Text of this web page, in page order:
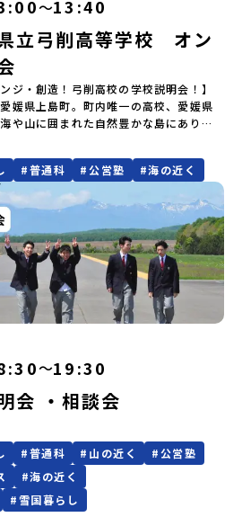
けています。名 称：一般財団法人地
県松江市東本町二丁目25-6 みらい
platform.or.jp/お問い合わせ先担
「おためし地域留学体
公式LINEにて配信中！ぜひご登録くだ
軽にどうぞ！「はじめての一人旅だ
ができるの？」そんな保護者様の不安
な疑問にスタッフが直接お答えしま
ですので、ぜひご自宅からリラックス
し込み前に必ずご確認ください・参加
参加申し込みいただく前に、「お申し
意が必須となります。ご確認くださ
についてお申込みいただいた方の中か
1週間を目途に、お申し込み時に記入い
「当選／落選メール」をお送りいたし
載された「当選確認フォーム」に３日
ォームの提出をもって参加確定とさせ
ォームの期日までにご回答いただけな
させていただきます。当選取り消しが
者へご連絡させていただきます。登録
望の場合は下記の地域みらい留学公式
す。※受信制限設定をしていると、通
けません。その場合は、
ルを受信できるよう設定をお願いいた
のお問合せにはお答えしておりません
申し込みについてお申込はお一人様1回
ンからお申込ください。申込後の内容
は、メールアドレスの入力間違いにご
て１室に複数(同性2～4名程度)で宿泊
レルギー対応について個別の詳細なア
しかねる場合がございます。対応が必
ください。・参加取消や急遽参加でき
決定後の参加お取り消しはご遠慮下さ
の場合はお早めに事務局までご連絡く
ーやむを得ない参加お取り消しの場
場所までの往復交通費・お土産代や自
決定）【参加者決定】お申し込み多数
を目途に当落結果をご連絡いたします。
日(月)12：00 から 6月22日(月) 12：00
変える！「おためし地域留学」ステッ
内容を詳しく知りたい方や、お申し込
でのオンライン配信を行います。
せて、以下の2つのステップをご活用く
ライン説明会（アーカイブ動画を公開
域留学」を知りたい方へ〜日本全国20
きる「おためし地域留学」の全体像や
しました。中学生一人での参加にあた
「安全面」や「事務局のサポート体
ています。ぜひ、ご自宅からお気軽に
イブ動画を視聴する]YouTube：
〜「標津町」の内容をもっと知りした
えで、「プログラムで何をするの？」
えします。日時：6月10日(水) 19：
ろ？プログラム詳細解説、質疑応答紹
水工業高校/北海道標津町/岩手県八幡
域のプログラムを1時間でぎゅっとお届
c-mirai.jp/events/064069お気
人旅だけど大丈夫？」「どんな体験が
の不安や、中学生のみなさんの素朴な
します。チャットでの質問も可能です
クスしてご参加ください。▼お申し込
参加規約への同意プログラムへの参加
。学んでみたい。挑戦したい。素直で
一歩を、私たちは全力で応援します。
まで 原則先着ですが、定数を超えるご
させていただく場合がございます。※本
学生向けです。宮城県内の中学校に在
在住する方は申し訳ございませんが参
さい。なお、宮城県内から本校を受験
連絡ください。℡０２２６－４６－３
〜13:40
県立弓削高等学校 オン
ジ・創造！弓削高校の学校説明会！】
媛県上島町。町内唯一の高校、愛媛県
や山に囲まれた自然豊かな島にあり、
さに触れながら、生き生きとした学校
イン説明会では、「ワクワク・チャレ
夢つなぐ人になる」をコンセプトに、
協力を得ながら取り組む総合的な探究
い部活動「起業部」の特徴、また一昨
ゆめしま寮」での留学生の生活などを
をお待ちしております！！【弓削高校
自然豊かな離島にある高校・少人数で
に取り組む総合的な探究学習・全国で
教科指導、検定指導も充実した公営塾
開放的な学生寮「ゆめしま寮」疑問や
個別相談も可能ですので、お気軽にお
学校HPまで！（毎日更新しています）
！
#普通科 #公営塾 #海の近く
〜19:30
会 ・相談会
#普通科 # 山の近く #公営塾
#海の近く
#雪国暮らし